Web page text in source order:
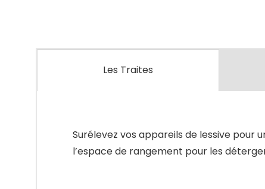
Les Traites
Surélevez vos appareils de lessive
l’espace de rangement pour les